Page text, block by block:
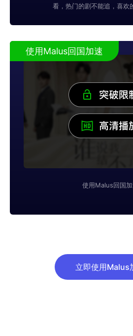
看，热门的剧不能追，喜欢
使用Malus回国加速
使用Malus回国
立即使用Malus